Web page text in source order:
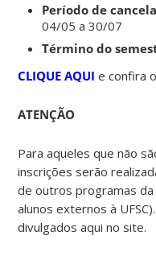
Período de
04/05 a 30/07
Término do
CLIQUE AQUI e confira
ATENÇÃO
Para aqueles que não
inscrições serão
de outros programas da
alunos externos à
divulgados aqui no site.